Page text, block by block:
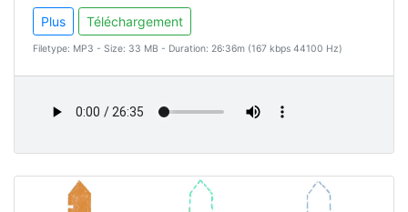
Plus Téléchargement
Filetype: MP3 - Size: 33 MB - Duration: 26:36m (167 kbps 44100 Hz)